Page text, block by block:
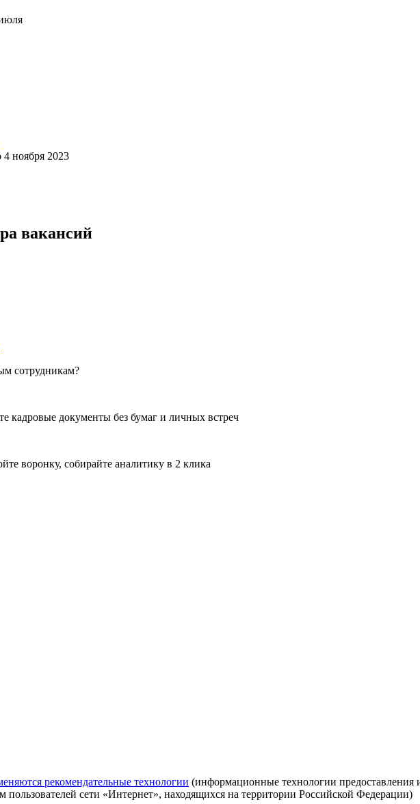
4 ноября 2023
вакансий
сотрудникам?
кадровые документы без бумаг и личных встреч
воронку, собирайте аналитику в 2 клика
рекомендательные технологии (информационные технологии предоставления
пользователей сети «Интернет», находящихся на территории Российской Федерации)